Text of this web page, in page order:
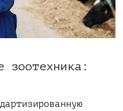
зоотехника: